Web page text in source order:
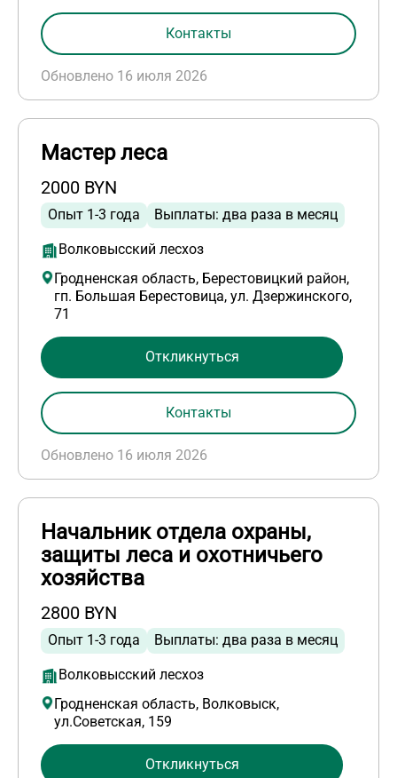
Обновлено 16 июля 2026
Контакты
Мастер леса
2000 BYN
Опыт 1-3 года Выплаты: два раза в месяц
Волковысский лесхоз
Гродненская область, Берестовицкий район,
гп. Большая Берестовица, ул. Дзержинского,
71
Обновлено 16 июля 2026
Откликнуться
Контакты
Начальник отдела охраны,
защиты леса и охотничьего
хозяйства
2800 BYN
Опыт 1-3 года Выплаты: два раза в месяц
Волковысский лесхоз
Гродненская область, Волковыск,
ул.Советская, 159
Откликнуться